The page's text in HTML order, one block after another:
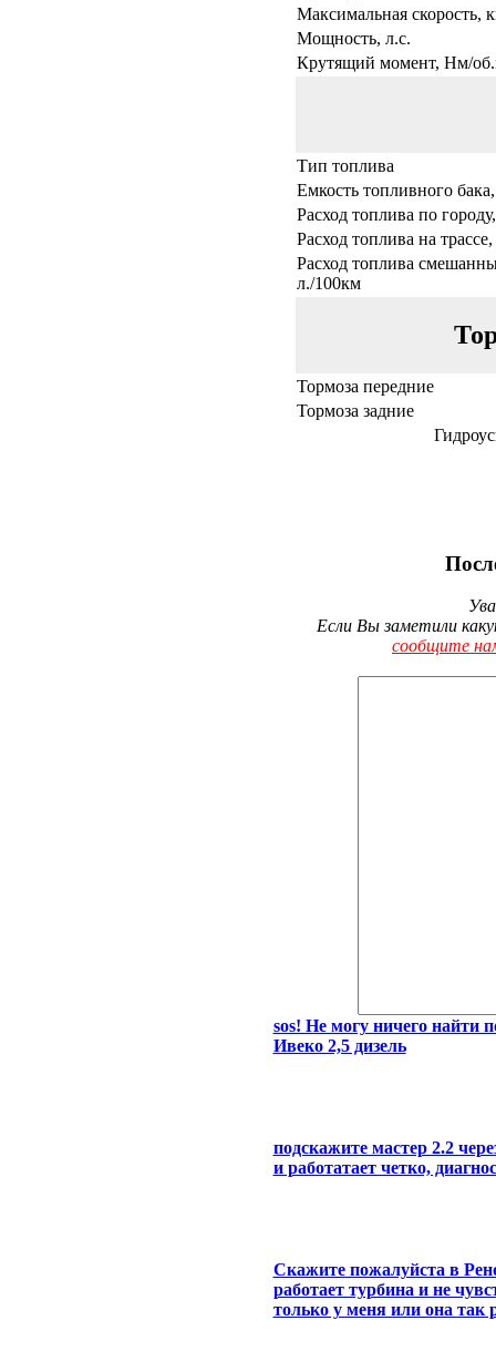
Максимальная скорость,
Мощность, л.с.
Крутящий момент, Нм/
Тип топлива
Емкость топливного
Расход топлива по
Расход топлива на
Расход топлива
л./100км
Тормоза передние
Тормоза задние
Если Вы заметили
сообщите
sos! Не могу ничего найти
Ивеко 2,5 дизель
подскажите мастер 2.2
и работатает четко,
Скажите пожалуйста в
работает турбина и не
только у меня или она так